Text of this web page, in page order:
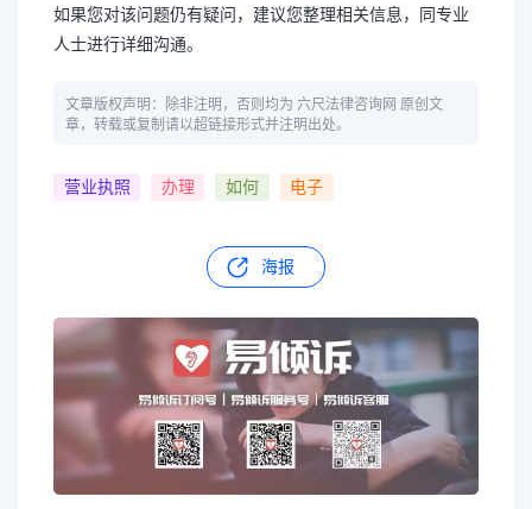
如果您对该问题仍有疑问，建议您整理相关信息，同专业
人士进行详细沟通。
文章版权声明：除非注明，否则均为 六尺法律咨询网 原创文
章，转载或复制请以超链接形式并注明出处。
营业执照 办理 如何 电子
海报